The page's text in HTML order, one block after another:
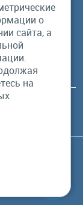
и его содержимое
условиях
публичной
кодекса РФ, и
о
сайта, а
на